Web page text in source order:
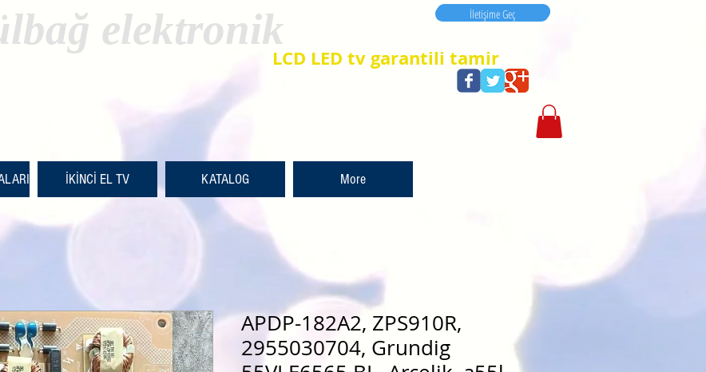
LCD LED tv garantili tamir
elektronik İletişime Geç
İletişime Geç
İKİNCİ EL TV KATALOG More
APDP-182A2, ZPS910R,
2955030704, Grundig